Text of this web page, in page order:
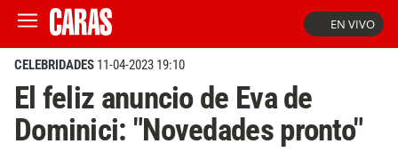
EN VIVO
CELEBRIDADES 11-04-2023 19:10
El feliz anuncio de Eva de
Dominici: "Novedades pronto"